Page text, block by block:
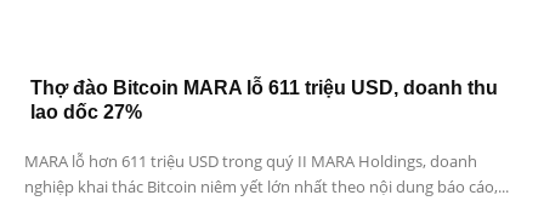
Thợ đào Bitcoin MARA lỗ 611 triệu USD, doanh thu
lao dốc 27%
MARA lỗ hơn 611 triệu USD trong quý II MARA Holdings, doanh
nghiệp khai thác Bitcoin niêm yết lớn nhất theo nội dung báo cáo,...